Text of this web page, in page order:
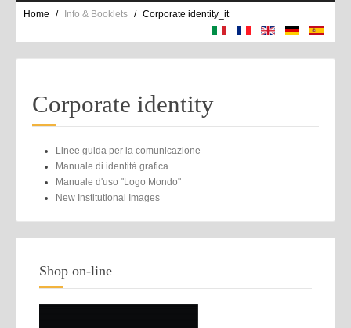
Home Info & Booklets Corporate identity_it
Corporate identity
Linee guida per la comunicazione
Manuale di identità grafica
Manuale d'uso "Logo Mondo"
New Institutional Images
Shop on-line